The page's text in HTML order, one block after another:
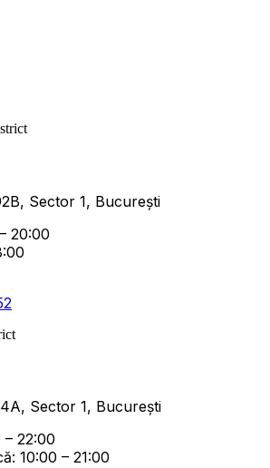
Sector 1, București
20:00
Sector 1, București
– 22:00
10:00 – 21:00